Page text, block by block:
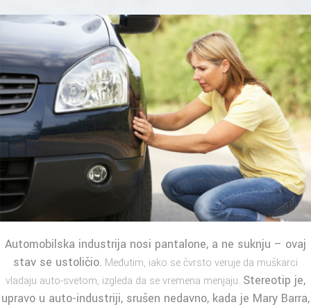
Automobilska industrija nosi pantalone, a ne suknju – ovaj
stav se ustoličio. Međutim, iako se čvrsto veruje da muškarci
vladaju auto-svetom, izgleda da se vremena menjaju. Stereotip je,
upravo u auto-industriji, srušen nedavno, kada je Mary Barra,